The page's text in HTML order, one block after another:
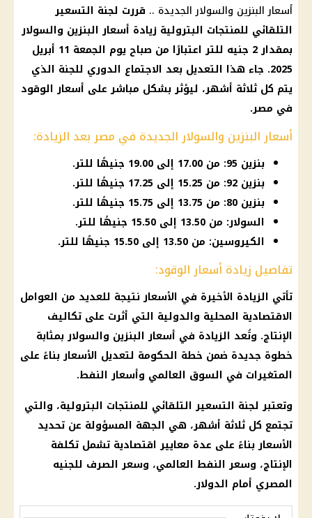
أسعار البنزين والسولار الجديدة .. قررت لجنة التسعير
التلقائي للمنتجات البترولية زيادة أسعار البنزين والسولار
بمقدار 2 جنيه للتر اعتبارًا من صباح يوم الجمعة 11
أبريل
2025. جاء هذا التعديل بعد الاجتماع الدوري للجنة الذي
يتم كل ثلاثة أشهر، ليؤثر بشكل مباشر على أسعار الوقود
في مصر.
أسعار البنزين والسولار الجديدة في مصر بعد الزيادة:
بنزين 95: من 17.00 إلى 19.00 جنيهًا للتر.
بنزين 92: من 15.25 إلى 17.25 جنيهًا للتر.
بنزين 80: من 13.75 إلى 15.75 جنيهًا للتر.
السولار: من 13.50 إلى 15.50 جنيهًا للتر.
الكيروسين: من 13.50 إلى 15.50 جنيهًا للتر.
تفاصيل زيادة أسعار الوقود:
تأتي الزيادة الأخيرة في الأسعارنتيجة للعديد من العوامل
الاقتصادية المحلية والدولية التي أثرت على تكاليف
الإنتاج. وتُعد الزيادة في أسعار البنزين والسولاربمثابة
خطوة جديدة ضمن خطة الحكومة لتعديل الأسعاربناءً على
المتغيرات في السوق العالمي وأسعار النفط.
وتعتبرلجنة التسعير التلقائي للمنتجات البترولية، والتي
تجتمع كل ثلاثة أشهر، هي الجهة المسؤولة عن تحديد
الأسعاربناءً على عدة معايير اقتصادية تشمل تكلفة
الإنتاج، وسعر النفط العالمي، وسعرالصرف للجنيه
المصري أمام الدولار.